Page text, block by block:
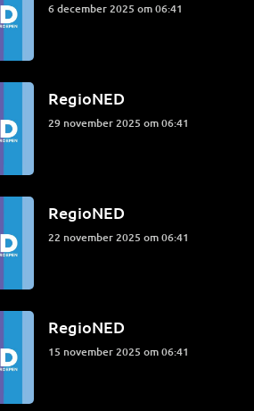
6 december 2025 om 06:41
RegioNED
29 november 2025 om 06:41
RegioNED
22 november 2025 om 06:41
RegioNED
15 november 2025 om 06:41